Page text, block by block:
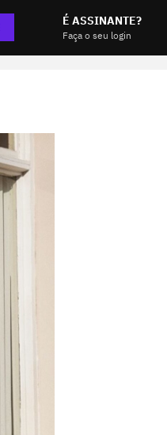
É ASSINANTE?
Faça o seu login